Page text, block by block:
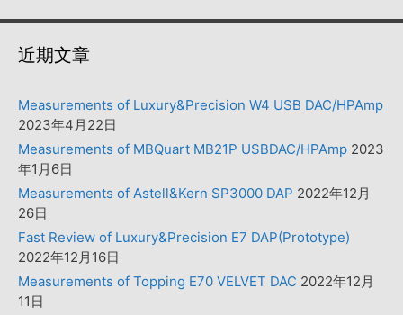
近期文章
Measurements of Luxury&Precision W4 USB DAC/HPAmp
2023年4月22日
Measurements of MBQuart MB21P USBDAC/HPAmp 2023
年1月6日
Measurements of Astell&Kern SP3000 DAP 2022年12月
26日
Fast Review of Luxury&Precision E7 DAP(Prototype)
2022年12月16日
Measurements of Topping E70 VELVET DAC 2022年12月
11日